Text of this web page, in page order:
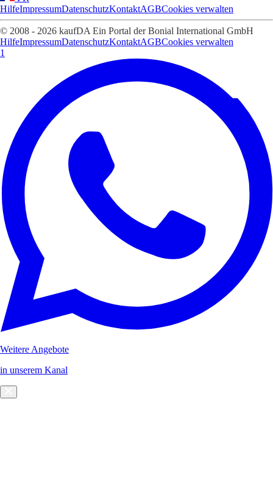
HilfeImpressumDatenschutzKontaktAGBCookies verwalten
© 2008 - 2026 kaufDA Ein Portal der Bonial International GmbH
HilfeImpressumDatenschutzKontaktAGBCookies verwalten
1
Weitere Angebote
in unserem Kanal